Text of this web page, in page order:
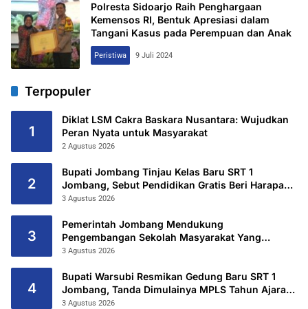
Polresta Sidoarjo Raih Penghargaan
Kemensos RI, Bentuk Apresiasi dalam
Tangani Kasus pada Perempuan dan Anak
Peristiwa 9 Juli 2024
Terpopuler
1
Diklat LSM Cakra Baskara Nusantara: Wujudkan
Peran Nyata untuk Masyarakat
2 Agustus 2026
2
Bupati Jombang Tinjau Kelas Baru SRT 1
Jombang, Sebut Pendidikan Gratis Beri Harapan
Baru
3 Agustus 2026
3
Pemerintah Jombang Mendukung
Pengembangan Sekolah Masyarakat Yang
Kurang Mampu Hingga Hibahkan 6,3 Hektar
3 Agustus 2026
4
Bupati Warsubi Resmikan Gedung Baru SRT 1
Jombang, Tanda Dimulainya MPLS Tahun Ajaran
2026/2027
3 Agustus 2026